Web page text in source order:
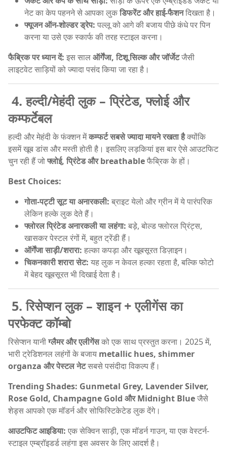
नेट का केप पहनने से आपका लुकडिफरेंट और हाई-फैशनदिखता है।
फ्यूजन ऑन-शोल्डर ड्रेप: पल्लू को आगे की बजाय पीछे कंधे पर पिन
करना या उसे एक स्कार्फ की तरह स्टाइल करना।
फैब्रिक पर ध्यान दें: इस सालऑर्गेंजा, टिशू सिल्क और जॉर्जेटजैसी
लाइटवेट साड़ियों को ज्यादा पसंद किया जा रहा है।
4. हल्दी/मेहंदी लुक – प्रिंटेड, फ्लोई और
कम्फर्टेबल
हल्दी और मेहंदी के फंक्शन मेंकम्फर्ट सबसे ज्यादा मायने रखता हैक्योंकि
इसमें खूब डांस और मस्ती होती है। इसलिए लड़कियां इस बार ऐसे आउटफिट
चुन रही हैं जोफ्लोई, प्रिंटेड और breathableफैब्रिक के हों।
Best Choices:
गोता-पट्टी सूट या अनारकली: ब्राइट येलो और ग्रीन में ये पारंपरिक
लेकिन हल्के लुक देते हैं।
फ्लोरल प्रिंटेड अनारकली या लहंगा: बड़े, बोल्ड फ्लोरल प्रिंट्स,
खासकर पेस्टल रंगों में, बहुत ट्रेंडी हैं।
ऑर्गेंजा साड़ी/शरारा: हल्का कपड़ा और खूबसूरत डिज़ाइन।
चिकनकारी शरारा सेट: यह लुक न केवल हल्का रहता है, बल्कि फोटो
में बेहद खूबसूरत भी दिखाई देता है।
5. रिसेप्शन लुक – शाइन + एलीगेंस का
परफेक्ट कॉम्बो
रिसेप्शन यानीग्लैमर और एलीगेंसको एक साथ प्रस्तुत करना। 2025 में,
भारी ट्रेडिशनल लहंगों के बजाय metallic hues, shimmer
organza और पेस्टल नेटसबसे पसंदीदा विकल्प हैं।
Trending Shades: Gunmetal Grey, Lavender Silver,
Rose Gold, Champagne Gold और Midnight Blueजैसे
शेड्स आपको एक मॉडर्न और सोफिस्टिकेटेड लुक देंगे।
आउटफिट आइडिया: एक सेक्विन साड़ी, एक मॉडर्न गाउन, या एक वेस्टर्न-
स्टाइल एम्ब्रॉइडर्ड लहंगा इस अवसर के लिए आदर्श है।